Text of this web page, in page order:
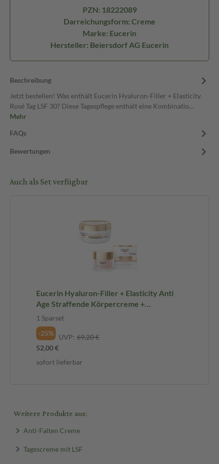
PZN: 18222089
Darreichungsform: Creme
Marke: Eucerin
Hersteller: Beiersdorf AG Eucerin
Beschreibung
Jetzt bestellen! Was enthält Eucerin Hyaluron-Filler + Elasticity
Rosé Tag LSF 30? Diese Tagespflege enthält eine Kombinatio…
Mehr
FAQs
Bewertungen
Auch als Set verfügbar
Eucerin Hyaluron-Filler + Elasticity Anti
Age Straffende Körpercreme +
Tagescreme ROSÉ LSF 30 Set 1 Sparset
1 Sparset
-25%
UVP: 69,20 €
52,00 €
sofort lieferbar
Weitere Produkte aus:
Anti-Falten Creme
Tagescreme mit LSF